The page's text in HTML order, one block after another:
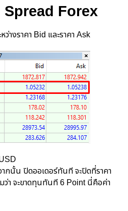
Forex
ว่างราคา Bid และราคา Ask
กนั้น ปิดออเดอร์ทันที จะปิดที่ราคา
ว่า จะขาดทุนทันที 6 Point นี่คือค่า